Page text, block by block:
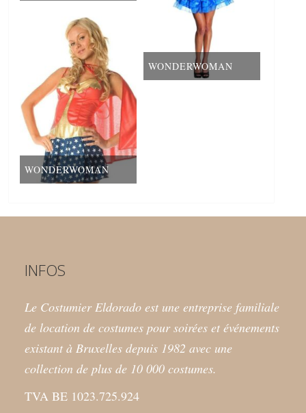
WONDERWOMAN
WONDERWOMAN
INFOS
Le Costumier Eldorado est une entreprise familiale
de location de costumes pour soirées et événements
existant à Bruxelles depuis 1982 avec une
collection de plus de 10 000 costumes.
TVA BE 1023.725.924